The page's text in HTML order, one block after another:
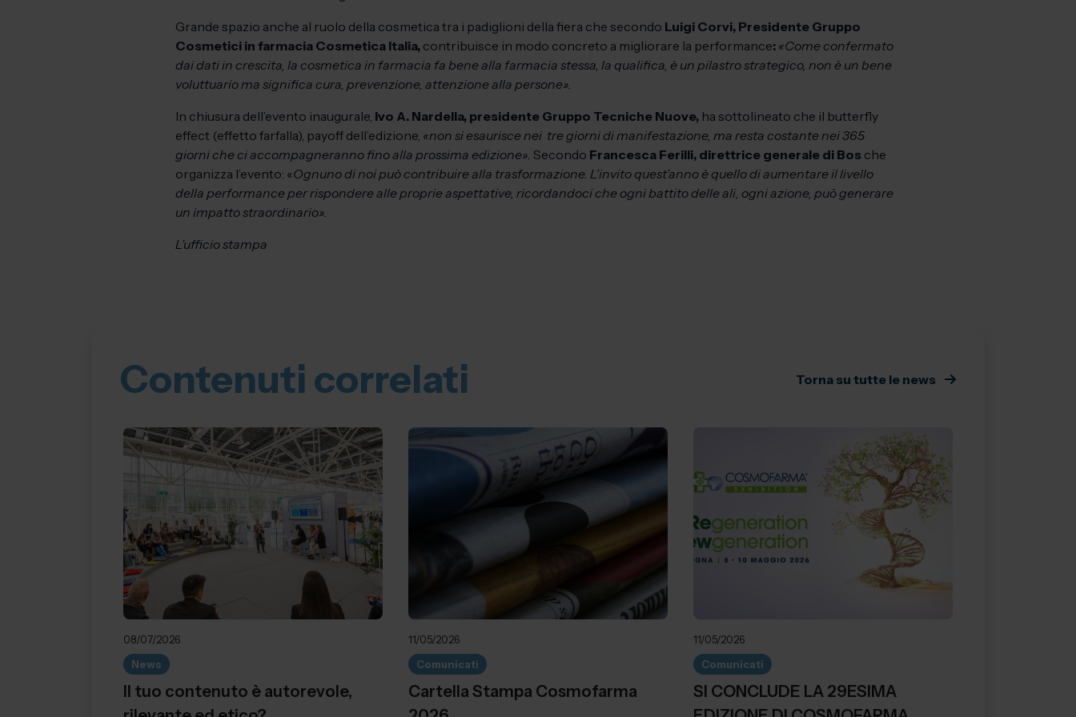
Grande spazio anche al ruolo della cosmetica tra i padiglioni della fiera che secondo Luigi Corvi, Presidente Gruppo
Cosmetici in farmacia Cosmetica Italia, contribuisce in modo concreto a migliorare la performance: «Come confermato
dai dati in crescita, la cosmetica in farmacia fa bene alla farmacia stessa, la qualifica, è un pilastro strategico, non è un bene
voluttuario ma significa cura, prevenzione, attenzione alla persone».
In chiusura dell’evento inaugurale, Ivo A. Nardella, presidente Gruppo Tecniche Nuove, ha sottolineato che il butterfly
effect (effetto farfalla), payoff dell’edizione, «non si esaurisce nei tre giorni di manifestazione, ma resta costante nei 365
giorni che ci accompagneranno fino alla prossima edizione». Secondo Francesca Ferilli, direttrice generale di Bos che
organizza l’evento: «Ognuno di noi può contribuire alla trasformazione. L’invito quest’anno è quello di aumentare il livello
della performance per rispondere alle proprie aspettative, ricordandoci che ogni battito delle ali, ogni azione, può generare
un impatto straordinario».
L’ufficio stampa
Contenuti correlati Torna su tutte le news
08/07/2026
News
Il tuo contenuto è autorevole,
11/05/2026
Comunicati
Cartella Stampa Cosmofarma
11/05/2026
Comunicati
SI CONCLUDE LA 29ESIMA